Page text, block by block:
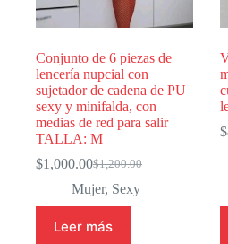
Conjunto de 6 piezas de
lencería nupcial con
sujetador de cadena de PU
sexy y minifalda, con
medias de red para salir
TALLA: M
$1,200.00
El
precio
original
era:
$1,200.00.
$1,000.00El
precio
actual
es:
$1,000.00.
Mujer, Sexy
Leer más
$